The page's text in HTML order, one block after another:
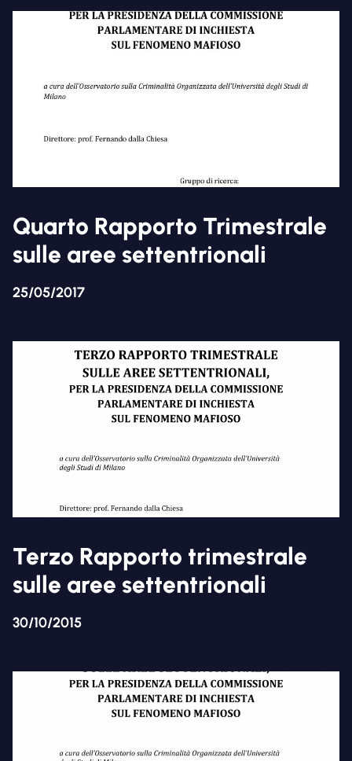
Quarto Rapporto Trimestrale
sulle aree settentrionali
25/05/2017
Terzo Rapporto trimestrale
sulle aree settentrionali
30/10/2015